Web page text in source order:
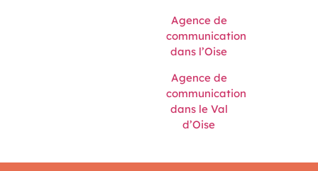
Agence de
communication
dans l’Oise
Agence de
communication
dans le Val
d’Oise